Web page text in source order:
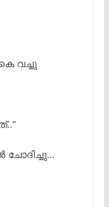
വച്ചു
ചോദിച്ചു…